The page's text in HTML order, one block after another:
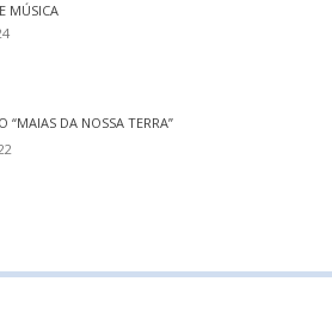
MÚSICA
“MAIAS DA NOSSA TERRA”